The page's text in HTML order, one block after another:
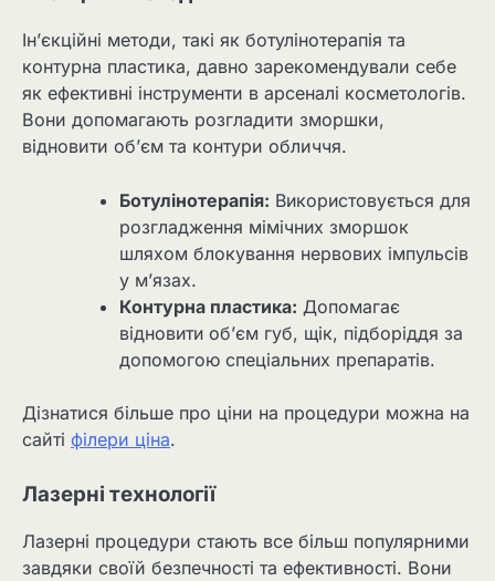
Ін’єкційні методи, такі як ботулінотерапія та
контурна пластика, давно зарекомендували себе
як ефективні інструменти в арсеналі косметологів.
Вони допомагають розгладити зморшки,
відновити об’єм та контури обличчя.
Ботулінотерапія: Використовується для
розгладження мімічних зморшок
шляхом блокування нервових імпульсів
у м’язах.
Контурна пластика: Допомагає
відновити об’єм губ, щік, підборіддя за
допомогою спеціальних препаратів.
Дізнатися більше про ціни на процедури можна на
сайті філери ціна.
Лазерні технології
Лазерні процедури стають все більш популярними
завдяки своїй безпечності та ефективності. Вони